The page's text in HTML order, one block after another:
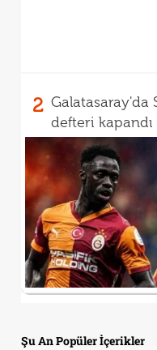
2 Galatasaray'da
defteri kapandı
Şu An Popüler İçerikler